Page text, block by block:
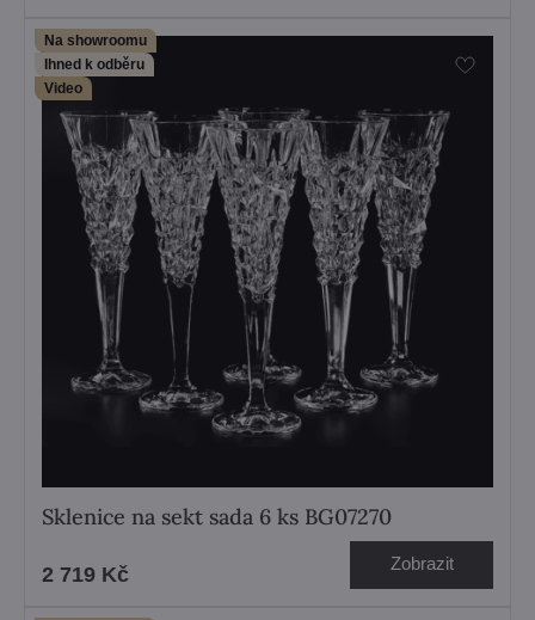
Na showroomu
Ihned k odběru
Video
Sklenice na sekt sada 6 ks BG07270
2 719 Kč Zobrazit